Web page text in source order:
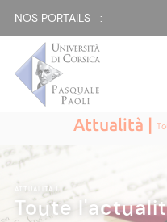
NOS PORTAILS :
Attualità |
ATTUALITÀ|
Toute